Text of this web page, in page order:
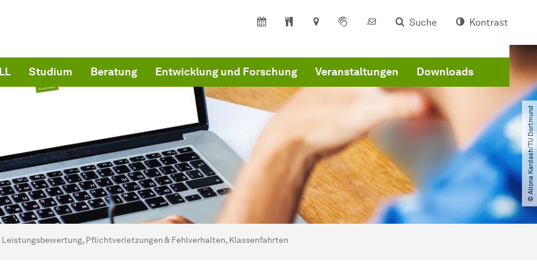
Suche Kontrast
Studium Beratung Entwicklung und Forschung Veranstaltungen Downloads
© Aliona Kardash​/​TU Dortmund
hier:
Leistungsbewertung, Pflichtverletzungen & Fehlverhalten, Klassenfahrten